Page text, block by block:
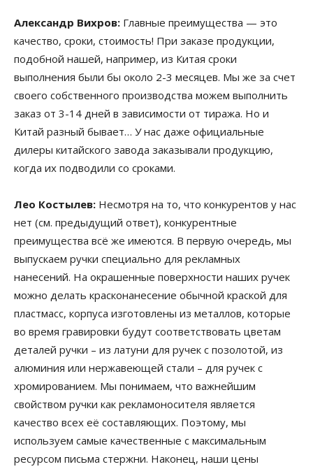
Александр Вихров: Главные преимущества — это
качество, сроки, стоимость! При заказе продукции,
подобной нашей, например, из Китая сроки
выполнения были бы около 2-3 месяцев. Мы же за счет
своего собственного производства можем выполнить
заказ от 3-14 дней в зависимости от тиража. Но и
Китай разный бывает… У нас даже официальные
дилеры китайского завода заказывали продукцию,
когда их подводили со сроками.
Лео Костылев: Несмотря на то, что конкурентов у нас
нет (см. предыдущий ответ), конкурентные
преимущества всё же имеются. В первую очередь, мы
выпускаем ручки специально для рекламных
нанесений. На окрашенные поверхности наших ручек
можно делать красконанесение обычной краской для
пластмасс, корпуса изготовлены из металлов, которые
во время гравировки будут соответствовать цветам
деталей ручки – из латуни для ручек с позолотой, из
алюминия или нержавеющей стали – для ручек с
хромированием. Мы понимаем, что важнейшим
свойством ручки как рекламоносителя является
качество всех её составляющих. Поэтому, мы
используем самые качественные с максимальным
ресурсом письма стержни. Наконец, наши цены